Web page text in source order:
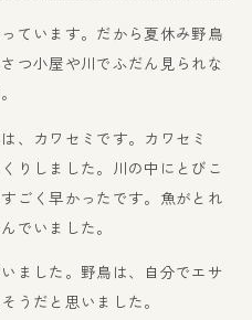
ています。だから夏休み野鳥
つ小屋や川でふだん見られな
、カワセミです。カワセミ
りしました。川の中にとびこ
ごく早かったです。魚がとれ
でいました。
ました。野鳥は、自分でエサ
うだと思いました。